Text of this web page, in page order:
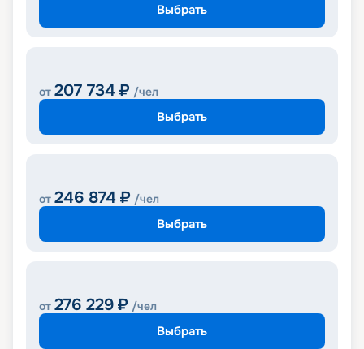
Выбрать
от 207 734 ₽ /чел
Выбрать
от 246 874 ₽ /чел
Выбрать
от 276 229 ₽ /чел
Выбрать